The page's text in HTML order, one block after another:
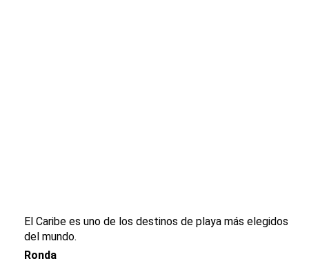
El Caribe es uno de los destinos de playa más elegidos
del mundo.
Ronda